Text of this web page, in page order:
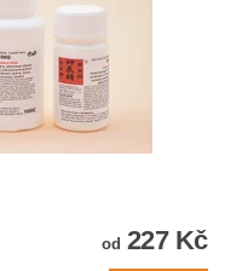
od 227 Kč